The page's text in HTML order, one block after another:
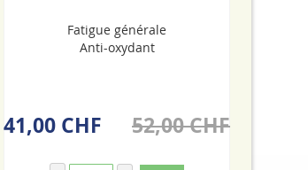
Fatigue générale
Anti-oxydant
41,00 CHF 52,00 CHF